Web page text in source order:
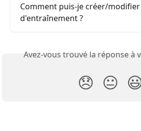
Comment puis-je créer/
d'entraînement ?
Avez-vous trouvé la réponse à
😞 😐